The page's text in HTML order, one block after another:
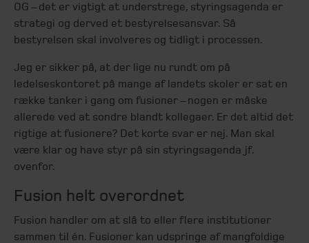
OG – det er vigtigt at understrege, styringsagenda er
strategi og derved et bestyrelsesansvar. Så
bestyrelsen skal involveres og tidligt i processen.
Jeg er sikker på, at der lige nu rundt om på
ledelseskontoret på mange af landets skoler er sat en
række tanker i gang om fusioner – nogen er måske
allerede ved at sondre blandt kollegaer. Er det altid det
rigtige at fusionere? Det korte svar er nej. Man skal
være klar og have styr på sin styringsagenda jf.
ovenfor.
Fusion helt overordnet
Fusion handler om at slå to eller flere institutioner
sammen til én. Fusioner kan udspringe af mangfoldige